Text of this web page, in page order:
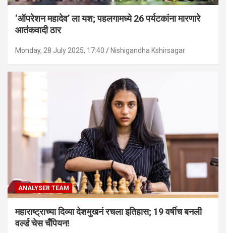
‘ऑपरेशन महादेव’ ला यश; पहलगामध्ये 26 पर्यटकांना मारणारे
आतंकवादी ठार
Monday, 28 July 2025, 17:40 Nishigandha Kshirsagar
ANALYSER TEAM
महाराष्ट्राच्या दिव्या देशमुखनं रचला इतिहास; 19 वर्षीच बनली
वर्ल्ड चेस चँपियन!